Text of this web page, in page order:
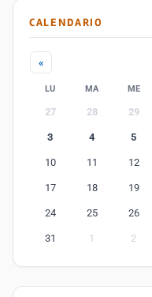
CALENDARIO
«
LU MA ME
27 28 29
3 4 5
10 11 12
17 18 19
24 25 26
31 1 2